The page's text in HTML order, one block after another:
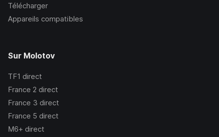
Télécharger
Appareils compatibles
Sur Molotov
TF1 direct
France 2 direct
France 3 direct
France 5 direct
M6+ direct